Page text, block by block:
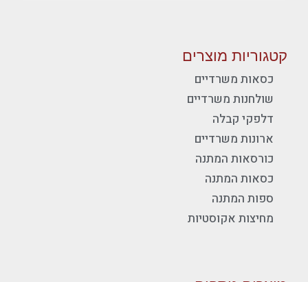
קטגוריות מוצרים
כסאות משרדיים
שולחנות משרדיים
דלפקי קבלה
ארונות משרדיים
כורסאות המתנה
כסאות המתנה
ספות המתנה
מחיצות אקוסטיות